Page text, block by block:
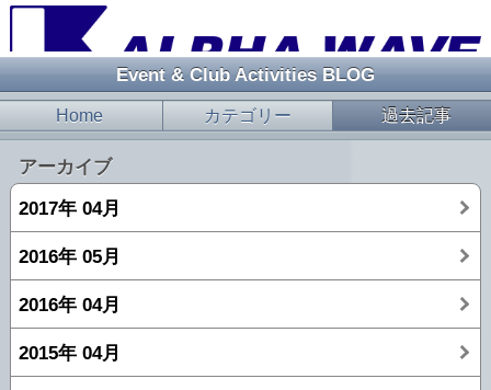
Event & Club Activities BLOG
Home カテゴリー 過去記事
アーカイブ
2017年 04月
2016年 05月
2016年 04月
2015年 04月